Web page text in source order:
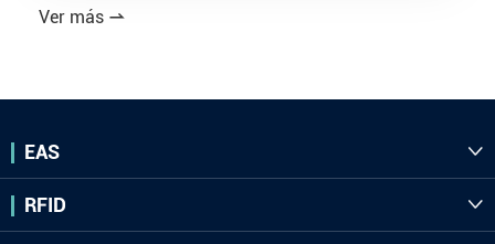
Ver más 
EAS 
RFID 